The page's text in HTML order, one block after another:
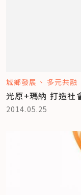
城鄉發展 多元共融
光原+瑪納 打造社
2014.05.25